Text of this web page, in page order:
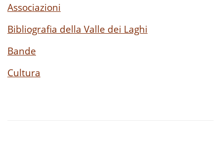
Associazioni
Bibliografia della Valle dei Laghi
Bande
Cultura